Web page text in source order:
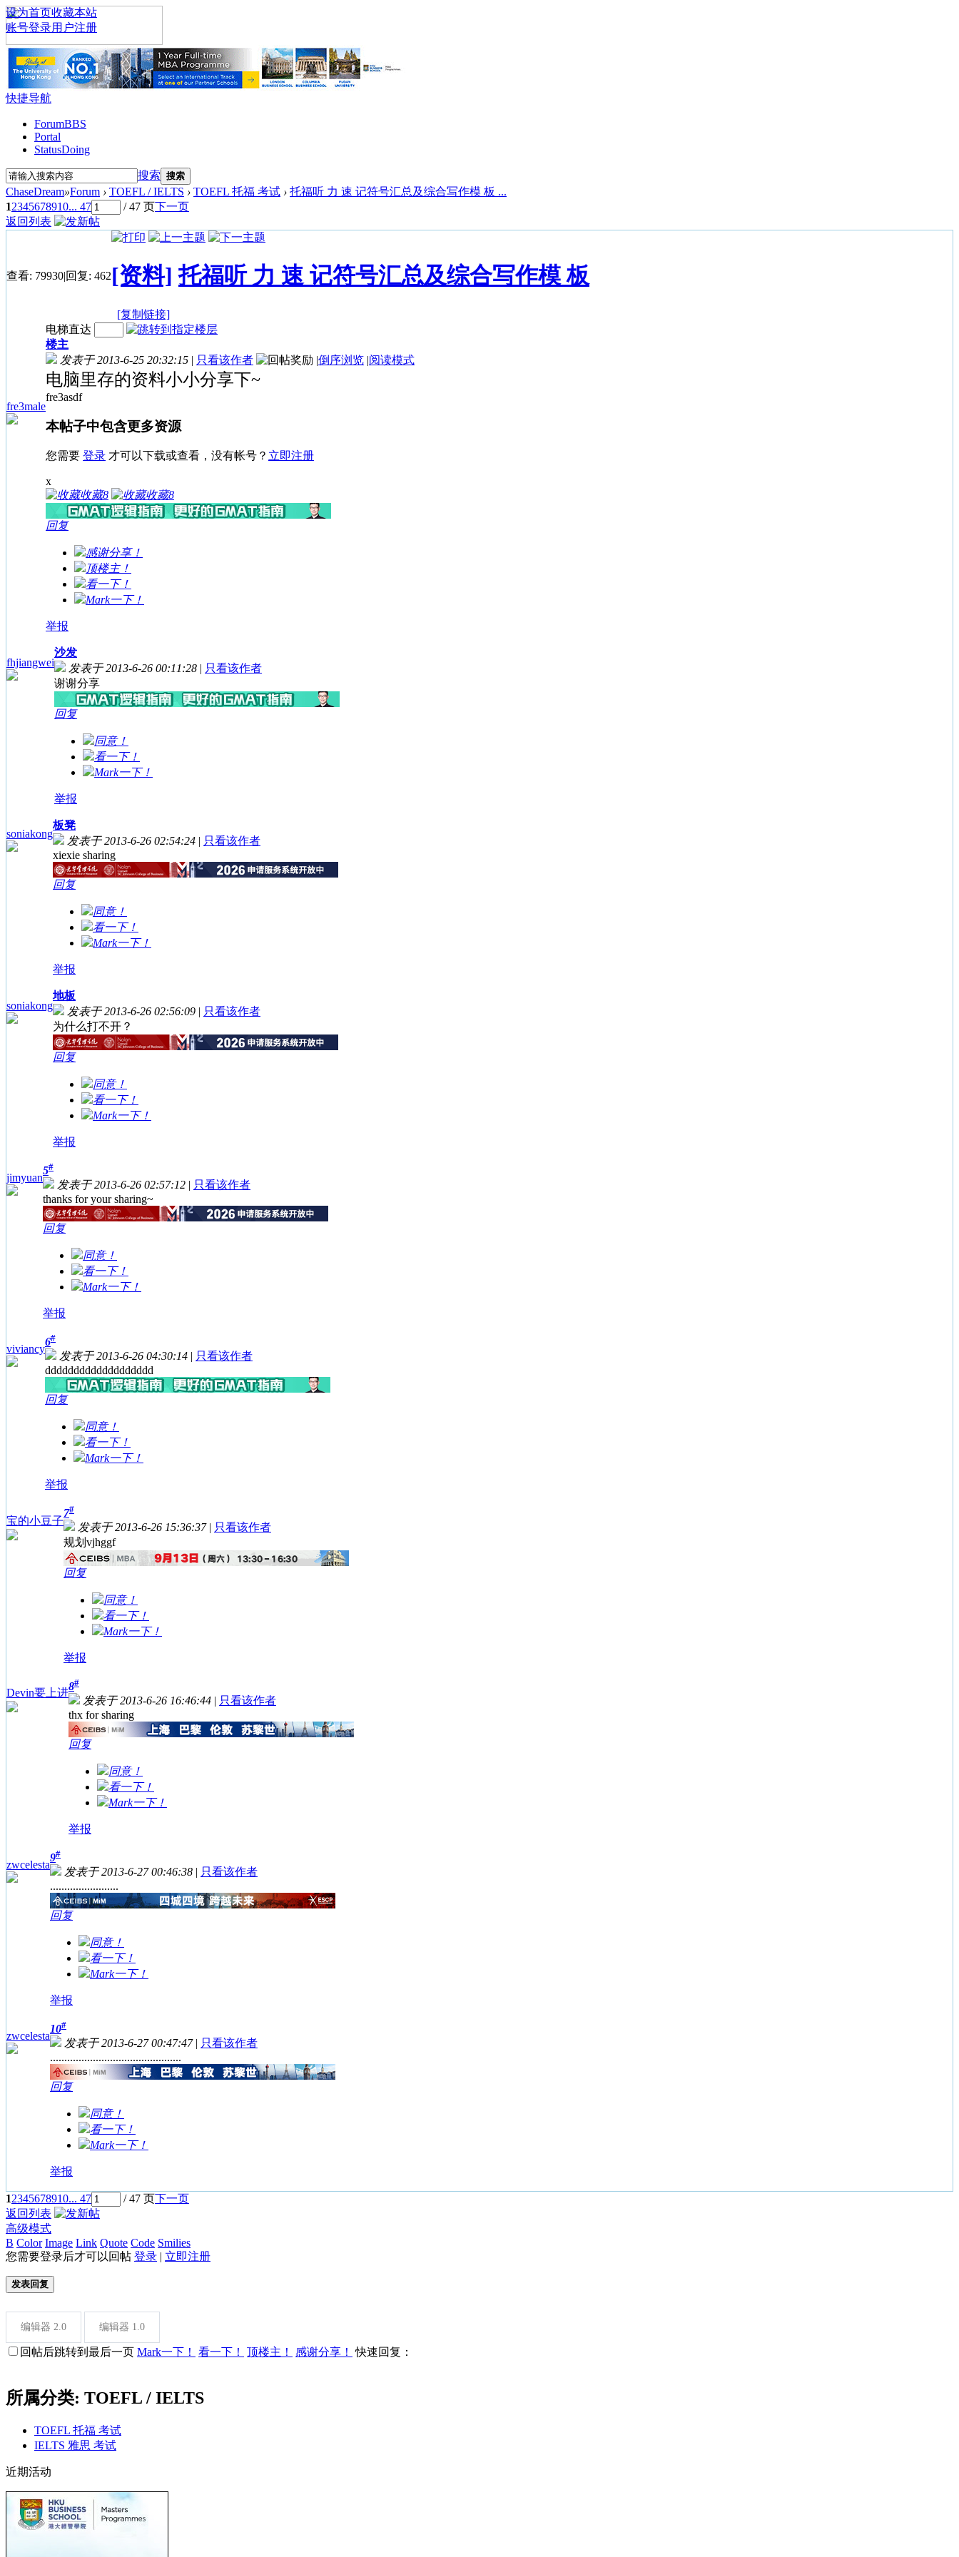
设为首页收藏本站
账号登录用户注册
快捷导航
ForumBBS
Portal
StatusDoing
搜索 搜索
ChaseDream»Forum › TOEFL / IELTS › TOEFL 托福 考试 › 托福听 力 速 记符号汇总及综合写作模 板 ...
12345678910... 47 / 47 页下一页
返回列表
查看: 79930|回复: 462[资料] 托福听 力 速 记符号汇总及综合写作模 板
[复制链接]
fre3male
电梯直达
楼主
发表于 2013-6-25 20:32:15 | 只看该作者 |倒序浏览 |阅读模式
电脑里存的资料小小分享下~
fre3asdf
本帖子中包含更多资源
您需要 登录 才可以下载或查看，没有帐号？ 立即注册
x
收藏8 收藏8
回复
感谢分享！
顶楼主！
看一下！
Mark一下！
举报
fhjiangwei
沙发
发表于 2013-6-26 00:11:28 | 只看该作者
谢谢分享
回复
同意！
看一下！
Mark一下！
举报
soniakong
板凳
发表于 2013-6-26 02:54:24 | 只看该作者
xiexie sharing
回复
同意！
看一下！
Mark一下！
举报
soniakong
地板
发表于 2013-6-26 02:56:09 | 只看该作者
为什么打不开？
回复
同意！
看一下！
Mark一下！
举报
jimyuan
5#
发表于 2013-6-26 02:57:12 | 只看该作者
thanks for your sharing~
回复
同意！
看一下！
Mark一下！
举报
viviancy
6#
发表于 2013-6-26 04:30:14 | 只看该作者
ddddddddddddddddddd
回复
同意！
看一下！
Mark一下！
举报
宝的小豆子
7#
发表于 2013-6-26 15:36:37 | 只看该作者
规划vjhggf
回复
同意！
看一下！
Mark一下！
举报
Devin要上进
8#
发表于 2013-6-26 16:46:44 | 只看该作者
thx for sharing
回复
同意！
看一下！
Mark一下！
举报
zwcelesta
9#
发表于 2013-6-27 00:46:38 | 只看该作者
........................
回复
同意！
看一下！
Mark一下！
举报
zwcelesta
10#
发表于 2013-6-27 00:47:47 | 只看该作者
..............................................
回复
同意！
看一下！
Mark一下！
举报
12345678910... 47 / 47 页下一页
返回列表
高级模式
B Color Image Link Quote Code Smilies
您需要登录后才可以回帖 登录 | 立即注册
发表回复
编辑器 2.0 编辑器 1.0
回帖后跳转到最后一页 Mark一下！ 看一下！ 顶楼主！ 感谢分享！ 快速回复：
所属分类: TOEFL / IELTS
TOEFL 托福 考试
IELTS 雅思 考试
近期活动